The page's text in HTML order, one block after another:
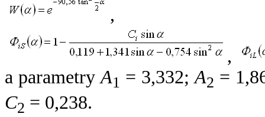
,
,
a parametryA1 = 3,332;A2 =
C2 = 0,238.